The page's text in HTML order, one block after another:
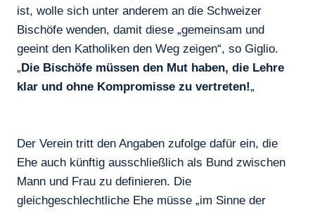
ist, wolle sich unter anderem an die Schweizer
Bischöfe wenden, damit diese „gemeinsam und
geeint den Katholiken den Weg zeigen“, so Giglio.
„Die Bischöfe müssen den Mut haben, die Lehre
klar und ohne Kompromisse zu vertreten!„
Der Verein tritt den Angaben zufolge dafür ein, die
Ehe auch künftig ausschließlich als Bund zwischen
Mann und Frau zu definieren. Die
gleichgeschlechtliche Ehe müsse „im Sinne der